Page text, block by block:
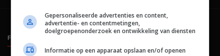
FILMTOTAAL
Gepersonaliseerde advertenties en content,
advertentie- en contentmetingen,
doelgroepenonderzoek en ontwikkeling van diensten
Informatie op een apparaat opslaan en/of openen